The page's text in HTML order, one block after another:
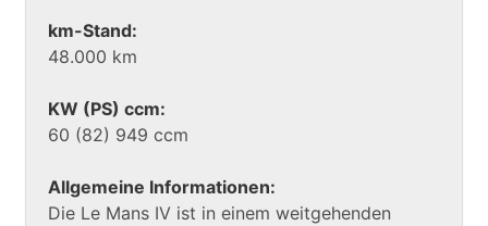
km-Stand:
48.000 km
KW (PS) ccm:
60 (82) 949 ccm
Allgemeine Informationen:
Die Le Mans IV ist in einem weitgehenden